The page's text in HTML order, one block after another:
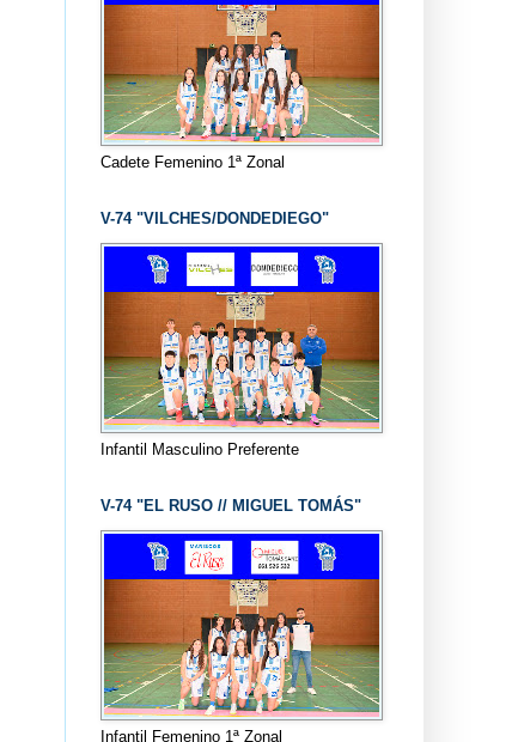
Cadete Femenino 1ª Zonal
V-74 "VILCHES/DONDEDIEGO"
Infantil Masculino Preferente
V-74 "EL RUSO // MIGUEL TOMÁS"
Infantil Femenino 1ª Zonal